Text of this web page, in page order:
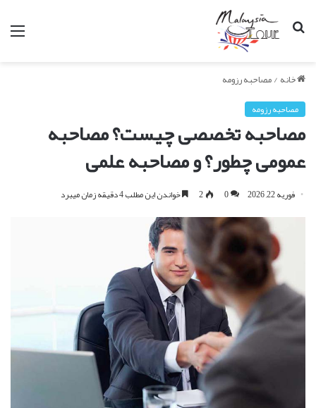
جستجو
خانه/مصاحبه رزومه
مصاحبه رزومه
مصاحبه تخصصی چیست؟ مصاحبه
عمومی چطور؟ و مصاحبه علمی
فوریه 22, 2026 0
2 خواندن این مطلب 4 دقیقه زمان میبرد